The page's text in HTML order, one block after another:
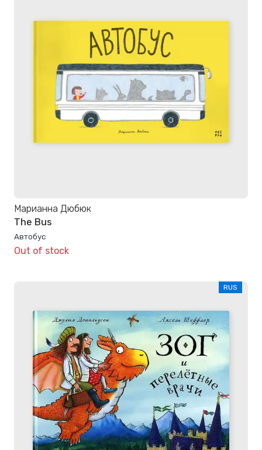
Марианна Дюбюк
The Bus
Автобус
Out of stock
RUS